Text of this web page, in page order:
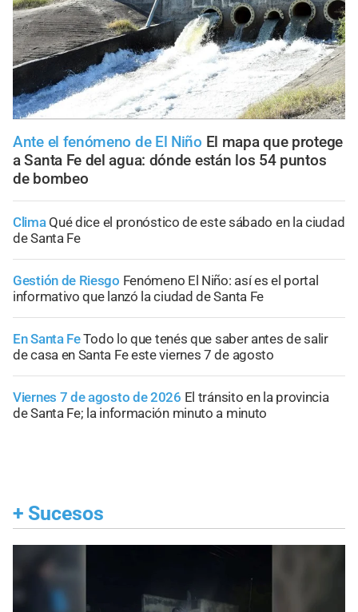
Ante el fenómeno de El Niño El mapa que protege
a Santa Fe del agua: dónde están los 54 puntos
de bombeo
Clima Qué dice el pronóstico de este sábado en la ciudad
de Santa Fe
Gestión de Riesgo Fenómeno El Niño: así es el portal
informativo que lanzó la ciudad de Santa Fe
En Santa FeTodo lo que tenés que saber antes de salir
de casa en Santa Fe este viernes 7 de agosto
Viernes 7 de agosto de 2026 El tránsito en la provincia
de Santa Fe; la información minuto a minuto
+ Sucesos